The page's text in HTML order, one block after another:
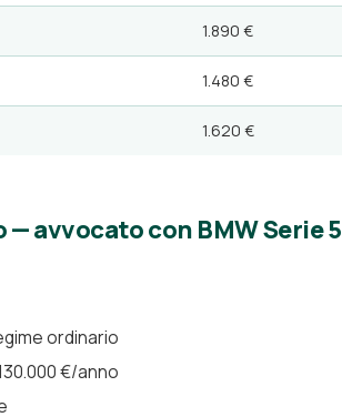
1.890 €
1.480 €
1.620 €
— avvocato con BMW Serie 5
ordinario
€/anno